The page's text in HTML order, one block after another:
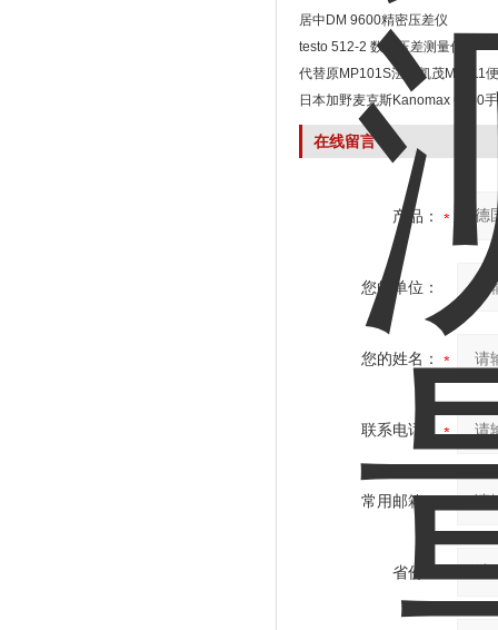
居中DM 9600精密压差仪
testo 512-2 数字压差测量仪
代替原MP101S法国凯茂MP111
日本加野麦克斯Kanomax 6850
在线留言
产品：
您的单位：
您的姓名：
联系电话：
常用邮箱：
省份：